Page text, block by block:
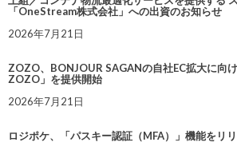
「OneStream株式会社」への出資のお知らせ
2026年7月21日
ZOZO、BONJOUR SAGANの自社EC拡大に向
ZOZO」を提供開始
2026年7月21日
ロジポケ、「パスキー認証（MFA）」機能をリ